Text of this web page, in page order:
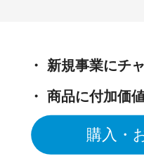
購入・
・ 新規事業にチ
・ 商品に付加価
・ 内製化して対